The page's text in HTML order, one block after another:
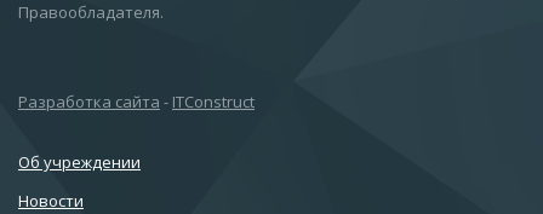
Правообладателя.
Разработка сайта - ITConstruct
Об учреждении
Новости